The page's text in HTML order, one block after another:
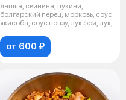
лапша, свинина, цукини,
болгарский перец, морковь, соус
якисоба, соус понзу, лук фри, лук,
от 600 ₽